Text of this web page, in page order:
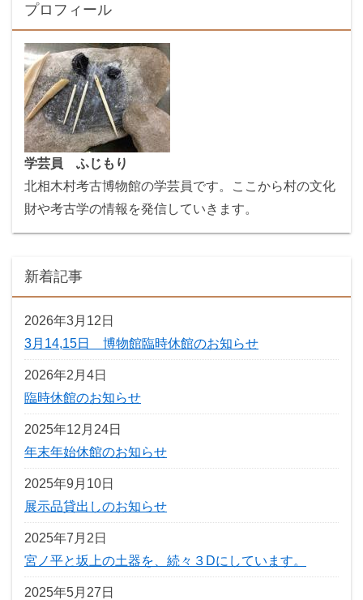
プロフィール
学芸員 ふじもり
北相木村考古博物館の学芸員です。ここから村の文化
財や考古学の情報を発信していきます。
新着記事
2026年3月12日
3月14,15日 博物館臨時休館のお知らせ
2026年2月4日
臨時休館のお知らせ
2025年12月24日
年末年始休館のお知らせ
2025年9月10日
展示品貸出しのお知らせ
2025年7月2日
宮ノ平と坂上の土器を、続々３Dにしています。
2025年5月27日